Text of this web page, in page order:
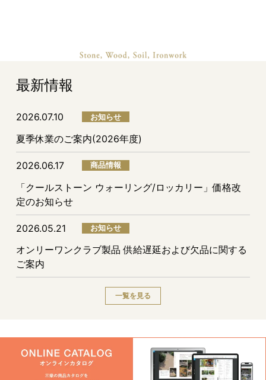
最新情報
2026.07.10 お知らせ
夏季休業のご案内(2026年度)
2026.06.17 商品情報
「クールストーン ウォーリング/ロッカリー」価格改
定のお知らせ
2026.05.21 お知らせ
オンリーワンクラブ製品 供給遅延および欠品に関する
ご案内
一覧を見る